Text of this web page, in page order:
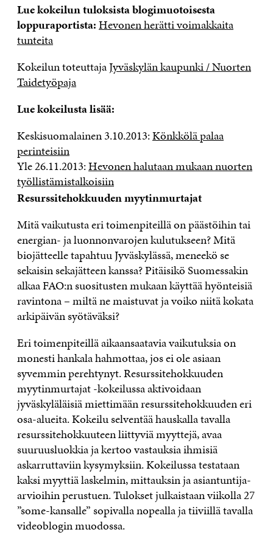
Lue kokeilun tuloksista blogimuotoisesta
loppuraportista:Hevonen herätti voimakkaita
tunteita
Kokeilun toteuttajaJyväskylän kaupunki / Nuorten
Taidetyöpaja
Lue kokeilusta lisää:
Keskisuomalainen 3.10.2013:Könkkölä palaa
perinteisiin
Yle 26.11.2013:Hevonen halutaan mukaan nuorten
työllistämistalkoisiin
Resurssitehokkuuden myytinmurtajat
Mitä vaikutusta eri toimenpiteillä on päästöihin tai
energian- ja luonnonvarojen kulutukseen? Mitä
biojätteelle tapahtuu Jyväskylässä, meneekö se
sekaisin sekajätteen kanssa? Pitäisikö Suomessakin
alkaa FAO:n suositusten mukaan käyttää hyönteisiä
ravintona – miltä ne maistuvat ja voiko niitä kokata
arkipäivän syötäväksi?
Eri toimenpiteillä aikaansaatavia vaikutuksia on
monesti hankala hahmottaa, jos ei ole asiaan
syvemmin perehtynyt. Resurssitehokkuuden
myytinmurtajat -kokeilussa aktivoidaan
jyväskyläläisiä miettimään resurssitehokkuuden eri
osa-alueita. Kokeilu selventää hauskalla tavalla
resurssitehokkuuteen liittyviä myyttejä, avaa
suuruusluokkia ja kertoo vastauksia ihmisiä
askarruttaviin kysymyksiin. Kokeilussa testataan
kaksi myyttiä laskelmin, mittauksin ja asiantuntija-
arvioihin perustuen. Tulokset julkaistaan viikolla 27
”some-kansalle” sopivalla nopealla ja tiiviillä tavalla
videoblogin muodossa.